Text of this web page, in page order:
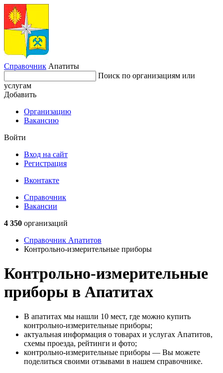
Справочник Апатиты
Поиск по организациям или
услугам
Добавить
Организацию
Вакансию
Войти
Вход на сайт
Регистрация
Вконтакте
Справочник
Вакансии
4 350 организаций
Справочник Апатитов
Контрольно-измерительные приборы
Контрольно-измерительные
приборы в Апатитах
В апатитах мы нашли 10 мест, где можно купить
контрольно-измерительные приборы;
актуальная информация о товарах и услугах Апатитов,
схемы проезда, рейтинги и фото;
контрольно-измерительные приборы — Вы можете
поделиться своими отзывами в нашем справочнике.